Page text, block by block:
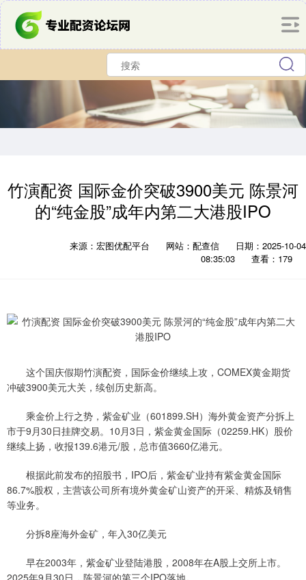
竹演配资 国际金价突破3900美元 陈景河
的“纯金股”成年内第二大港股IPO
来源：宏图优配平台 网站：配查信
日期：2025-10-04
08:35:03
查看：179
这个国庆假期竹演配资，国际金价继续上攻，COMEX黄金期货
冲破3900美元大关，续创历史新高。
乘金价上行之势，紫金矿业（601899.SH）海外黄金资产分拆上
市于9月30日挂牌交易。10月3日，紫金黄金国际（02259.HK）股价
继续上扬，收报139.6港元/股，总市值3660亿港元。
根据此前发布的招股书，IPO后，紫金矿业持有紫金黄金国际
86.7%股权，主营该公司所有境外黄金矿山资产的开采、精炼及销售
等业务。
分拆8座海外金矿，年入30亿美元
早在2003年，紫金矿业登陆港股，2008年在A股上交所上市。
2025年9月30日，陈景河的第三个IPO落地。